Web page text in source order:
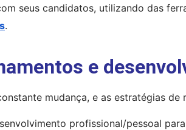
seus candidatos, utilizando das
.
e
mudança, e as estratégias
profissional/pessoal